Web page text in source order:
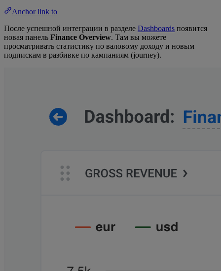
Anchor link to
После успешной интеграции в разделе Dashboards появится
новая панель Finance Overview. Там вы можете
просматривать статистику по валовому доходу и новым
подпискам в разбивке по кампаниям (journey).